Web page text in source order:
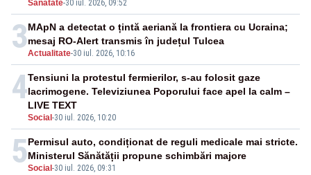
Sanatate-30 iul. 2026, 09:52
3Actualitate-30 iul. 2026, 10:16
MApN a detectat o țintă aeriană la frontiera cu Ucraina;
mesaj RO-Alert transmis în județul Tulcea
4
Social-30 iul. 2026, 10:20
Tensiuni la protestul fermierilor, s-au folosit gaze
lacrimogene. Televiziunea Poporului face apel la calm –
LIVE TEXT
5Social-30 iul. 2026, 09:31
Permisul auto, condiționat de reguli medicale mai stricte.
Ministerul Sănătății propune schimbări majore